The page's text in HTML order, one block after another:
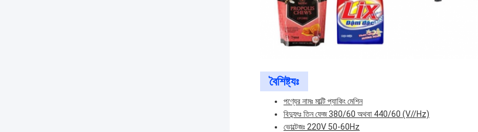
বৈশিষ্ট্যঃ
পণ্যের নামঃ মাল্টি প্যাকিং মেশিন
বিদ্যুৎঃ তিন ফেজ 380/60 অথবা 440/60 (V//Hz)
ভোল্টেজঃ 220V 50-60Hz